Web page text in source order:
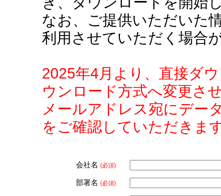
なお、ご提供いただいた
利用させていただく場合
2025年4月より、直接ダ
ウンロード方式へ変更さ
メールアドレス宛にデー
をご確認していただきま
会社名 (必須)
部署名 (必須)